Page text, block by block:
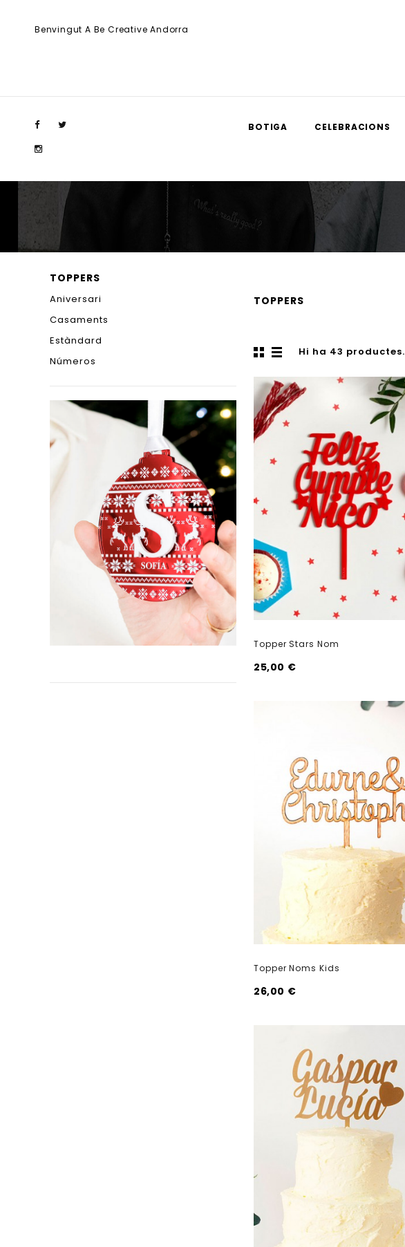
Benvingut A Be Creative Andorra
BOTIGA CELEBRACIONS
TOPPERS
Aniversari
Casaments
Estàndard
Números
TOPPERS
Hi ha 43 productes.
Topper Stars Nom
25,00 €
Topper Noms Kids
26,00 €